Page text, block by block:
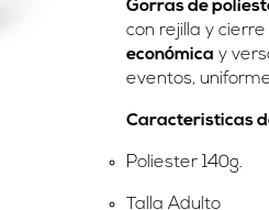
Gorras de
con rejilla y
económica y
eventos,
Caracteristicas
Poliester 140g.
Talla Adulto